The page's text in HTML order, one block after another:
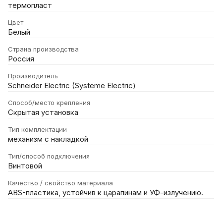
термопласт
Цвет
Белый
Страна производства
Россия
Производитель
Schneider Electric (Systeme Electric)
Способ/место крепления
Скрытая установка
Тип комплектации
механизм с накладкой
Тип/способ подключения
Винтовой
Качество / свойство материала
ABS-пластика, устойчив к царапинам и УФ-излучению.